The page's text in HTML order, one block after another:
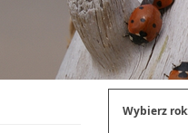
Wybierz